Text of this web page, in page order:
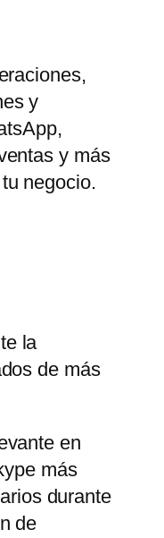
y
y más
negocio.
la
de más
en
más
durante
de